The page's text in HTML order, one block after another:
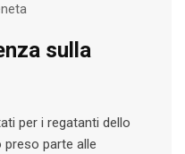
sulla
per i regatanti dello
preso parte alle